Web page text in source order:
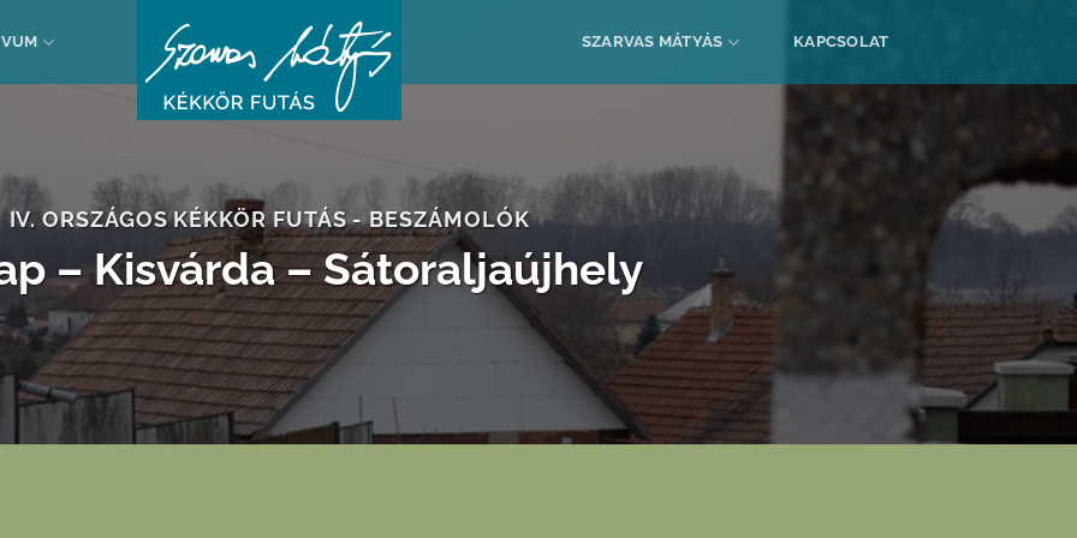
SZARVAS MÁTYÁS KAPCSOLAT
IV. ORSZÁGOS KÉKKÖR FUTÁS - BESZÁMOLÓK
– Kisvárda – Sátoraljaújhely